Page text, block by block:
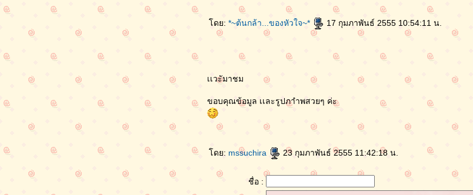
ดย: *~ต้นกล้า...ของหัวใจ~* 17 กุมภาพันธ์ 2555 10:54:11 น.
เเวะัมาชม
ขอบคุณข้อมูล เเละรูปภาำพสวยๆ ค่ะ
ดย: mssuchira 23 กุมภาพันธ์ 2555 11:42:18 น.
ชื่อ :